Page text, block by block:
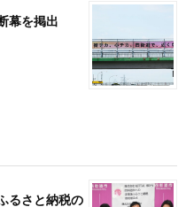
幕を掲出
るさと納税の